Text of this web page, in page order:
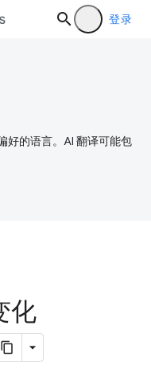
登录
好的语言。AI 翻译可能包
化